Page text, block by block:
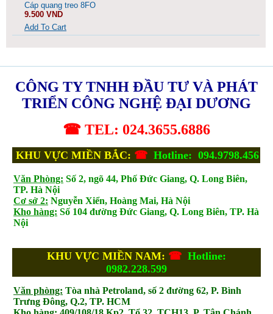
Cáp quang treo 8FO
9.500 VND
Add To Cart
CÔNG TY TNHH ĐẦU TƯ VÀ PHÁT
TRIỂN CÔNG NGHỆ ĐẠI DƯƠNG
☎ TEL: 024.3655.6886
KHU VỰC MIỀN BẮC: ☎ Hotline: 094.9798.456
Văn Phòng: Số 2, ngõ 44, Phố Đức Giang, Q. Long Biên,
TP. Hà Nội
Cơ sở 2: Nguyễn Xiển, Hoàng Mai, Hà Nội
Kho hàng: Số 104 đường Đức Giang, Q. Long Biên, TP. Hà
Nội
KHU VỰC MIỀN NAM: ☎ Hotline:
0982.228.599
Văn phòng: Tòa nhà Petroland, số 2 đường 62, P. Bình
Trưng Đông, Q.2, TP. HCM